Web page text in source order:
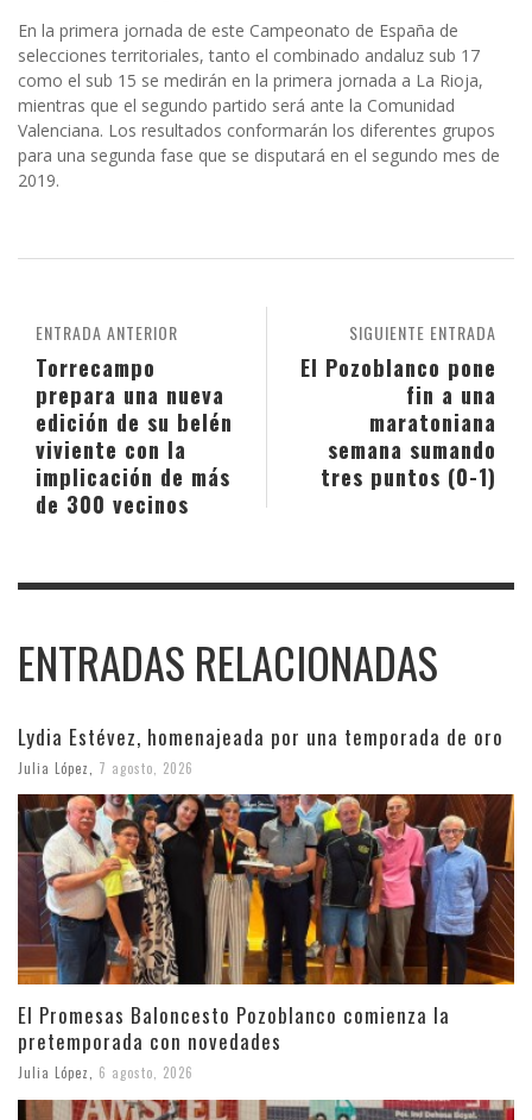
En la primera jornada de este Campeonato de España de
selecciones territoriales, tanto el combinado andaluz sub 17
como el sub 15 se medirán en la primera jornada a La Rioja,
mientras que el segundo partido será ante la Comunidad
Valenciana. Los resultados conformarán los diferentes grupos
para una segunda fase que se disputará en el segundo mes de
2019.
SIGUIENTE ENTRADA
El Pozoblanco pone
fin a una
maratoniana
semana sumando
tres puntos (0-1)
ENTRADA ANTERIOR
Torrecampo
prepara una nueva
edición de su belén
viviente con la
implicación de más
de 300 vecinos
ENTRADAS RELACIONADAS
Lydia Estévez, homenajeada por una temporada de oro
Julia López 7 agosto, 2026
El Promesas Baloncesto Pozoblanco comienza la
pretemporada con novedades
Julia López 6 agosto, 2026